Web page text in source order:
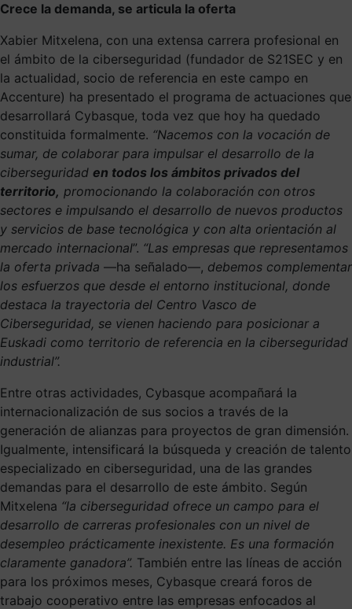
Crece la demanda, se articula la oferta
Xabier Mitxelena, con una extensa carrera profesional en
el ámbito de la ciberseguridad (fundador de S21SEC y en
la actualidad, socio de referencia en este campo en
Accenture) ha presentado el programa de actuaciones que
desarrollará Cybasque, toda vez que hoy ha quedado
constituida formalmente. “Nacemos con la vocación de
sumar, de colaborar para impulsar el desarrollo de la
ciberseguridad en todos los ámbitos privados del
territorio, promocionando la colaboración con otros
sectores e impulsando el desarrollo de nuevos productos
y servicios de base tecnológica y con alta orientación al
mercado internacional”. “Las empresas que representamos
la oferta privada —ha señalado—, debemos complementar
los esfuerzos que desde el entorno institucional, donde
destaca la trayectoria del Centro Vasco de
Ciberseguridad, se vienen haciendo para posicionar a
Euskadi como territorio de referencia en la ciberseguridad
industrial”.
Entre otras actividades, Cybasque acompañará la
internacionalización de sus socios a través de la
generación de alianzas para proyectos de gran dimensión.
Igualmente, intensificará la búsqueda y creación de talento
especializado en ciberseguridad, una de las grandes
demandas para el desarrollo de este ámbito. Según
Mitxelena “la ciberseguridad ofrece un campo para el
desarrollo de carreras profesionales con un nivel de
desempleo prácticamente inexistente. Es una formación
claramente ganadora”. También entre las líneas de acción
para los próximos meses, Cybasque creará foros de
trabajo cooperativo entre las empresas enfocados al